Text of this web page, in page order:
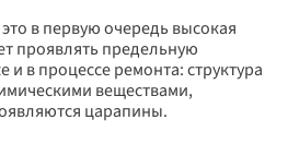
это в первую очередь высокая
проявлять предельную
и в процессе ремонта: структура
веществами,
царапины.